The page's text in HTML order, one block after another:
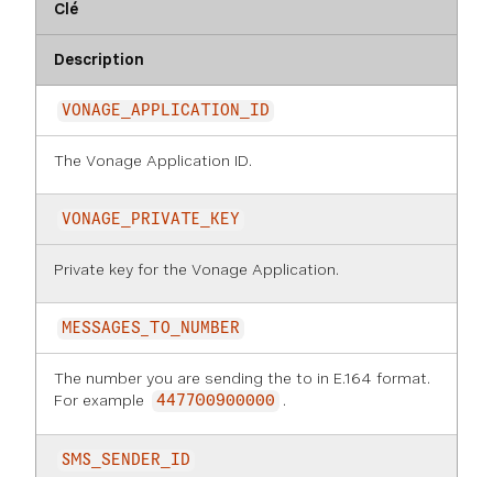
Clé
Description
VONAGE_APPLICATION_ID
The Vonage Application ID.
VONAGE_PRIVATE_KEY
Private key for the Vonage Application.
MESSAGES_TO_NUMBER
The number you are sending the to in E.164 format.
For example
447700900000 .
SMS_SENDER_ID